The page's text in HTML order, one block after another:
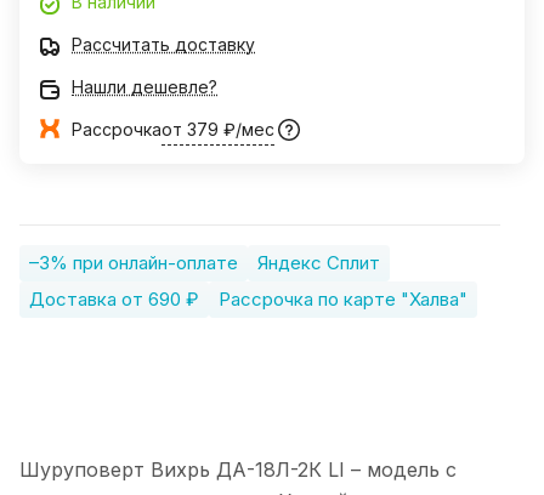
Рассчитать доставку
Нашли дешевле?
Рассрочкаот 379 ₽/мес
–3% при онлайн-оплате
Яндекс Сплит
Доставка от 690 ₽
Рассрочка по карте "Халва"
Шуруповерт Вихрь ДА-18Л-2К LI – модель с